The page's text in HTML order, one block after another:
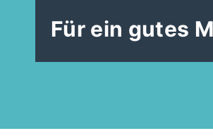
Für ein gutes